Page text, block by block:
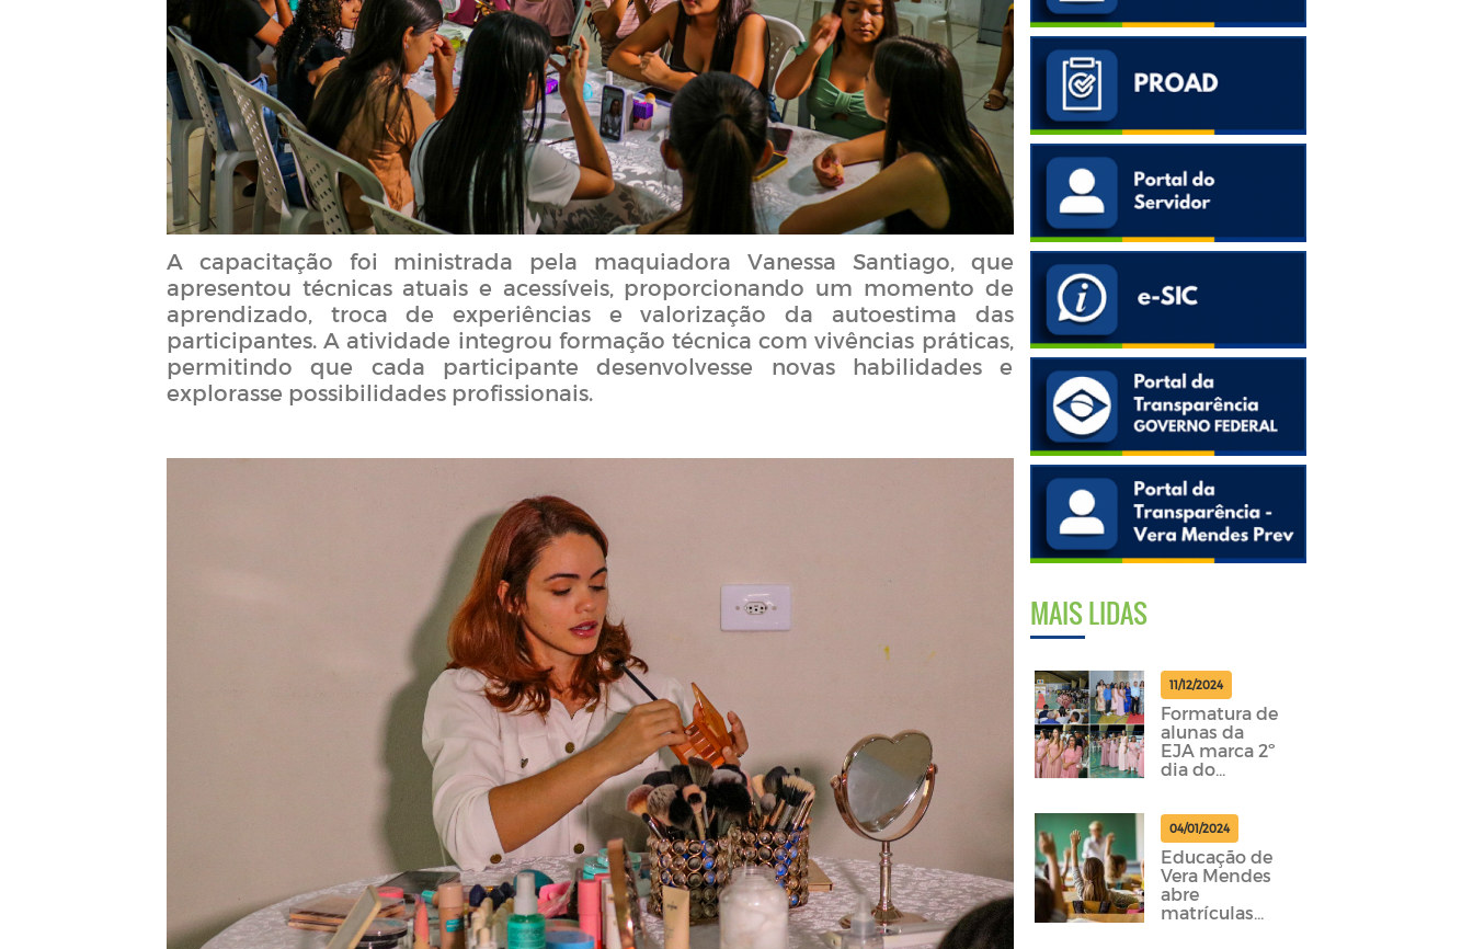
A capacitação foi ministrada pela maquiadora Vanessa Santiago, que
apresentou técnicas atuais e acessíveis, proporcionando um momento de
aprendizado, troca de experiências e valorização da autoestima das
participantes. A atividade integrou formação técnica com vivências práticas,
permitindo que cada participante desenvolvesse novas habilidades e
explorasse possibilidades profissionais.
MAIS LIDAS
11/12/2024
Formatura de
alunas da
EJA marca 2º
dia do
Vera Mendes
– PI
04/01/2024
Educação de
Vera Mendes
abre
matrículas